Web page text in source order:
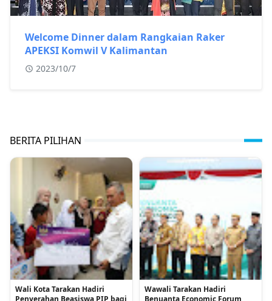
Welcome Dinner dalam Rangkaian Raker
APEKSI Komwil V Kalimantan
2023/10/7
BERITA PILIHAN
Wali Kota Tarakan Hadiri
Penyerahan Beasiswa PIP bagi
Wawali Tarakan Hadiri
Benuanta Economic Forum